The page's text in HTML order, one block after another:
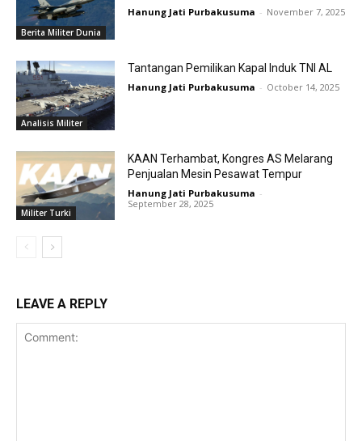
Berita Militer Dunia
Hanung Jati Purbakusuma - November 7, 2025
Analisis Militer
Tantangan Pemilikan Kapal Induk TNI AL
Hanung Jati Purbakusuma - October 14, 2025
Militer Turki
KAAN Terhambat, Kongres AS Melarang
Penjualan Mesin Pesawat Tempur
Hanung Jati Purbakusuma -
September 28, 2025
LEAVE A REPLY